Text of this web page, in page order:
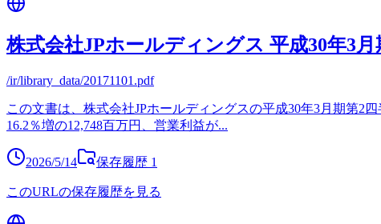
株式会社JPホールディングス 平成30年3
/ir/library_data/20171101.pdf
この文書は、株式会社JPホールディングスの平成30年3月期第2
16.2％増の12,748百万円、営業利益が...
2026/5/14 保存履歴 1
このURLの保存履歴を見る